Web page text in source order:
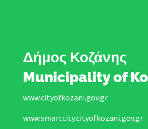
Δήμος Κοζάνης
Municipality of
www.cityofkozani.gov.gr
www.smartcity.cityofkozani.gov.gr